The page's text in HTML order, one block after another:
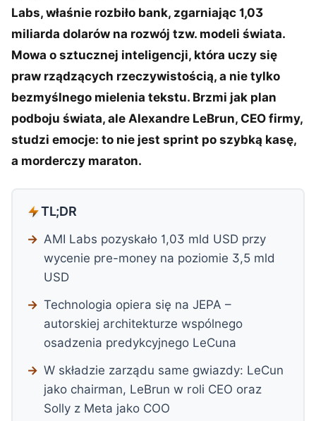
Labs, właśnie rozbiło bank, zgarniając 1,03
miliarda dolarów na rozwój tzw. modeli świata.
Mowa o sztucznej inteligencji, która uczy się
praw rządzących rzeczywistością, a nie tylko
bezmyślnego mielenia tekstu. Brzmi jak plan
podboju świata, ale Alexandre LeBrun, CEO firmy,
studzi emocje: to nie jest sprint po szybką kasę,
a morderczy maraton.
TL;DR
AMI Labs pozyskało 1,03 mld USD przy
wycenie pre-money na poziomie 3,5 mld
USD
Technologia opiera się na JEPA –
autorskiej architekturze wspólnego
osadzenia predykcyjnego LeCuna
W składzie zarządu same gwiazdy: LeCun
jako chairman, LeBrun w roli CEO oraz
Solly z Meta jako COO